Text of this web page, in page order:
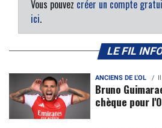
Vous pouvez créer un compte
ici.
LE FIL
ANCIENS DE L'OL
Bruno
chèque pour